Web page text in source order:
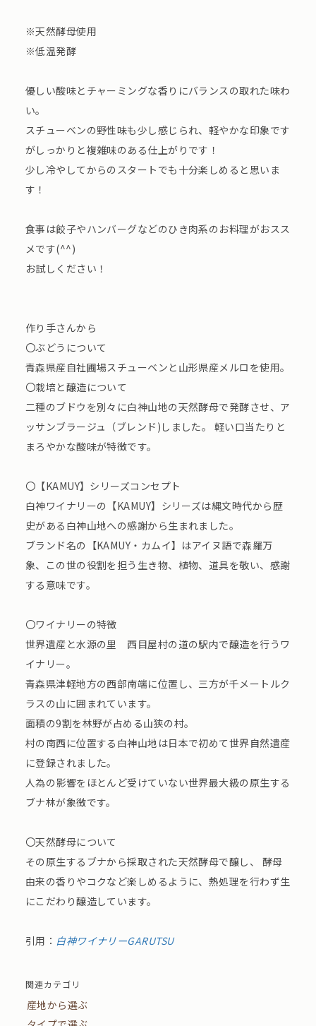
※天然酵母使用
※低温発酵
優しい酸味とチャーミングな香りにバランスの取れた味わ
い。
スチューベンの野性味も少し感じられ、軽やかな印象です
がしっかりと複雑味のある仕上がりです！
少し冷やしてからのスタートでも十分楽しめると思いま
す！
食事は餃子やハンバーグなどのひき肉系のお料理がおスス
メです(^^)
お試しください！
作り手さんから
〇ぶどうについて
青森県産自社圃場スチューベンと山形県産メルロを使用。
〇栽培と醸造について
二種のブドウを別々に白神山地の天然酵母で発酵させ、ア
ッサンブラージュ（ブレンド)しました。 軽い口当たりと
まろやかな酸味が特徴です。
〇【KAMUY】シリーズコンセプト
白神ワイナリーの【KAMUY】シリーズは縄文時代から歴
史がある白神山地への感謝から生まれました。
ブランド名の【KAMUY・カムイ】はアイヌ語で森羅万
象、この世の役割を担う生き物、植物、道具を敬い、感謝
する意味です。
〇ワイナリーの特徴
世界遺産と水源の里 西目屋村の道の駅内で醸造を行うワ
イナリー。
青森県津軽地方の西部南端に位置し、三方が千メートルク
ラスの山に囲まれています。
面積の9割を林野が占める山狭の村。
村の南西に位置する白神山地は日本で初めて世界自然遺産
に登録されました。
人為の影響をほとんど受けていない世界最大級の原生する
ブナ林が象徴です。
〇天然酵母について
その原生するブナから採取された天然酵母で醸し、 酵母
由来の香りやコクなど楽しめるように、熱処理を行わず生
にこだわり醸造しています。
引用： 白神ワイナリーGARUTSU
関連カテゴリ
産地から選ぶ